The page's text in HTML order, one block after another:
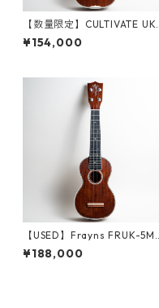
【数量限定】CULTIVATE UKU
LELE D3M-W（フィジーマホ
ガニー）ソプラノウクレレ
¥154,000
【USED】Frayns FRUK-5MS
ソプラノウクレレ #2500095
（中古・2025年製）
¥188,000